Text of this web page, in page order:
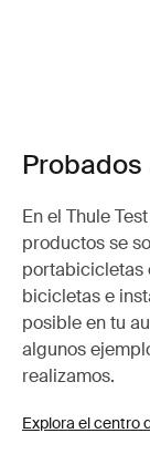
En el Thule
productos se
portabicicletas
bicicletas e
posible en tu
algunos
realizamos.
Explora el centro